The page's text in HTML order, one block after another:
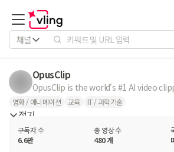
채널
OpusClip
영화 / 애니메이션 교육 IT / 과학기술
접기
구독자 수
6.6만
총 영상 수
480 개